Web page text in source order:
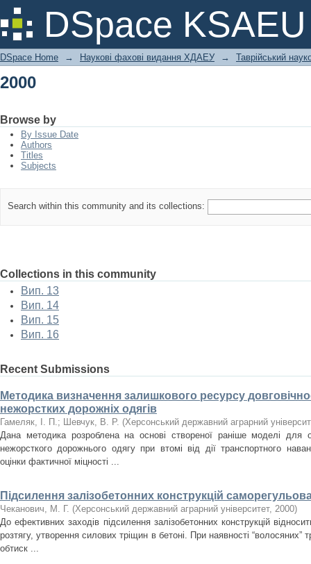
DSpace KSAEU
2000
DSpace Home → Наукові фахові видання ХДАЕУ → Таврійський
2000
Browse by
By Issue Date
Authors
Titles
Subjects
Search within this community and its collections:
Collections in this community
Вип. 13
Вип. 14
Вип. 15
Вип. 16
Recent Submissions
Методика визначення залишкового ресурсу
нежорстких дорожніх одягів
Гамеляк, І. П.; Шевчук, В. Р. (Херсонський державний аграрний
Дана методика розроблена на основі створеної раніше моделі для
нежорсткого дорожнього одягу при втомі від дії транспортного
оцінки фактичної міцності ...
Підсилення залізобетонних конструкцій
Чеканович, М. Г. (Херсонський державний аграрний університет, 2000)
До ефективних заходів підсилення залізобетонних конструкцій
розтягу, утворення силових тріщин в бетоні. При наявності
обтиск ...